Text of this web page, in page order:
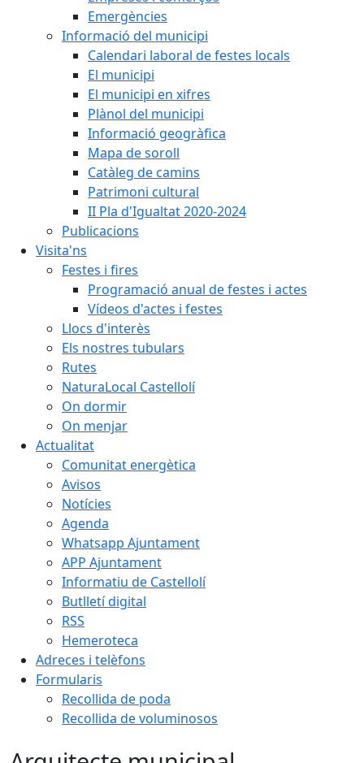
Emergències
Informació del municipi
Calendari laboral de festes locals
El municipi
El municipi en xifres
Plànol del municipi
Informació geogràfica
Mapa de soroll
Catàleg de camins
Patrimoni cultural
II Pla d'Igualtat 2020-2024
Publicacions
Visita'ns
Festes i fires
Programació anual de festes i actes
Vídeos d'actes i festes
Llocs d'interès
Els nostres tubulars
Rutes
NaturaLocal Castellolí
On dormir
On menjar
Actualitat
Comunitat energètica
Avisos
Notícies
Agenda
Whatsapp Ajuntament
APP Ajuntament
Informatiu de Castellolí
Butlletí digital
RSS
Hemeroteca
Adreces i telèfons
Formularis
Recollida de poda
Recollida de voluminosos